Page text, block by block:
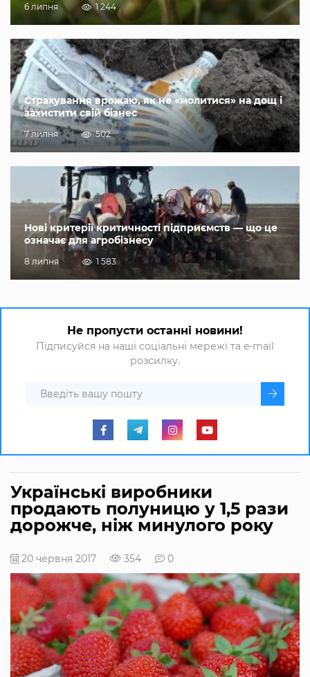
6 липня 1 244
Страхування врожаю, як не «молитися» на дощ і
захистити свій бізнес
7 липня 502
Нові критерії критичності підприємств — що це
означає для агробізнесу
8 липня 1 583
Не пропусти останні новини!
Підписуйся на наші соціальні мережі та e-mail
розсилку.
Українські виробники
продають полуницю у 1,5 рази
дорожче, ніж минулого року
20 червня 2017 354 0